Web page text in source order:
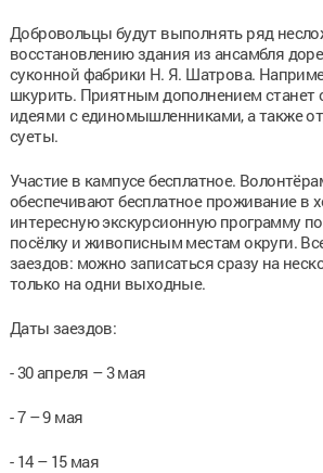
Добровольцы будут выполнять ряд
восстановлению здания из ансамбля
суконной фабрики Н. Я. Шатрова.
шкурить. Приятным дополнением станет
идеями с единомышленниками, а также
суеты.
Участие в кампусе бесплатное.
обеспечивают бесплатное проживание в
интересную экскурсионную программу
посёлку и живописным местам округи.
заездов: можно записаться сразу на
только на одни выходные.
Даты заездов:
- 30 апреля – 3 мая
- 7 – 9 мая
- 14 – 15 мая